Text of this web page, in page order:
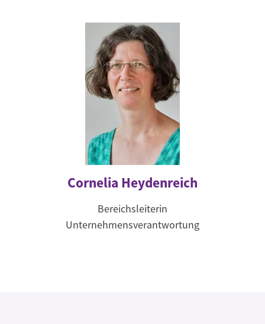
Cornelia Heydenreich
Bereichsleiterin
Unternehmensverantwortung